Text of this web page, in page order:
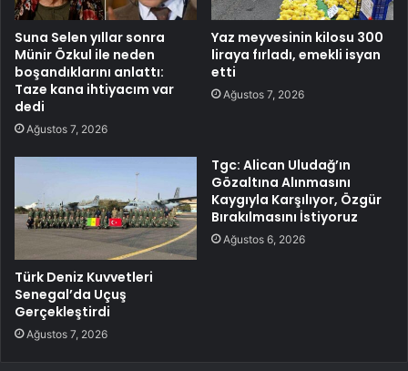
Suna Selen yıllar sonra
Münir Özkul ile neden
boşandıklarını anlattı:
Taze kana ihtiyacım var
dedi
Ağustos 7, 2026
Yaz meyvesinin kilosu 300
liraya fırladı, emekli isyan
etti
Ağustos 7, 2026
Türk Deniz Kuvvetleri
Senegal’da Uçuş
Gerçekleştirdi
Ağustos 7, 2026
Tgc: Alican Uludağ’ın
Gözaltına Alınmasını
Kaygıyla Karşılıyor, Özgür
Bırakılmasını İstiyoruz
Ağustos 6, 2026